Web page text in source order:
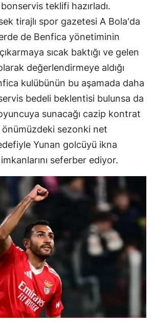
teklifi hazırladı.
tirajlı spor gazetesi A Bola'da
de Benfica yönetiminin
sıcak baktığı ve gelen
değerlendirmeye aldığı
kulübünün bu aşamada daha
bedeli beklentisi bulunsa da
sunacağı cazip kontrat
önümüzdeki sezonki net
Yunan golcüyü ikna
seferber ediyor.